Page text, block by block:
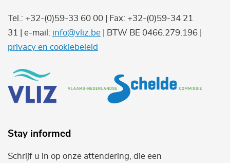
Tel.: +32-(0)59-33 60 00 | Fax: +32-(0)59-34 21
31 | e-mail: info@vliz.be | BTW BE 0466.279.196 |
privacy en cookiebeleid
Stay informed
Schrijf u in op onze attendering, die een